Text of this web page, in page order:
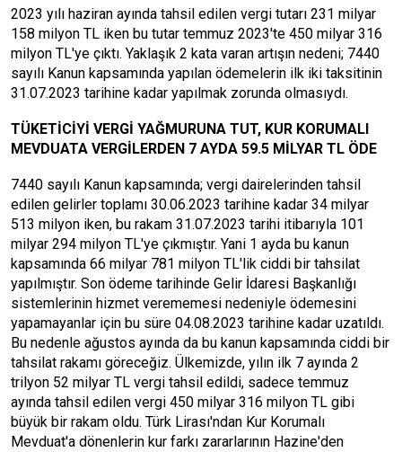
2023 yılı haziran ayında tahsil edilen vergi tutarı 231 milyar
158 milyon TL iken bu tutar temmuz 2023'te 450 milyar 316
milyon TL'ye çıktı. Yaklaşık 2 kata varan artışın nedeni; 7440
sayılı Kanun kapsamında yapılan ödemelerin ilk iki taksitinin
31.07.2023 tarihine kadar yapılmak zorunda olmasıydı.
TÜKETİCİYİ VERGİ YAĞMURUNA TUT, KUR KORUMALI
MEVDUATA VERGİLERDEN 7 AYDA 59.5 MİLYAR TL ÖDE
7440 sayılı Kanun kapsamında; vergi dairelerinden tahsil
edilen gelirler toplamı 30.06.2023 tarihine kadar 34 milyar
513 milyon iken, bu rakam 31.07.2023 tarihi itibarıyla 101
milyar 294 milyon TL'ye çıkmıştır. Yani 1 ayda bu kanun
kapsamında 66 milyar 781 milyon TL'lik ciddi bir tahsilat
yapılmıştır. Son ödeme tarihinde Gelir İdaresi Başkanlığı
sistemlerinin hizmet verememesi nedeniyle ödemesini
yapamayanlar için bu süre 04.08.2023 tarihine kadar uzatıldı.
Bu nedenle ağustos ayında da bu kanun kapsamında ciddi bir
tahsilat rakamı göreceğiz. Ülkemizde, yılın ilk 7 ayında 2
trilyon 52 milyar TL vergi tahsil edildi, sadece temmuz
ayında tahsil edilen vergi 450 milyar 316 milyon TL gibi
büyük bir rakam oldu. Türk Lirası'ndan Kur Korumalı
Mevduat'a dönenlerin kur farkı zararlarının Hazine'den